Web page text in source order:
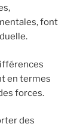
font
en termes
forces.
des